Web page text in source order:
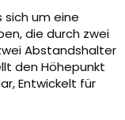
sich um eine
die durch zwei
Abstandshalter
den Höhepunkt
Entwickelt für